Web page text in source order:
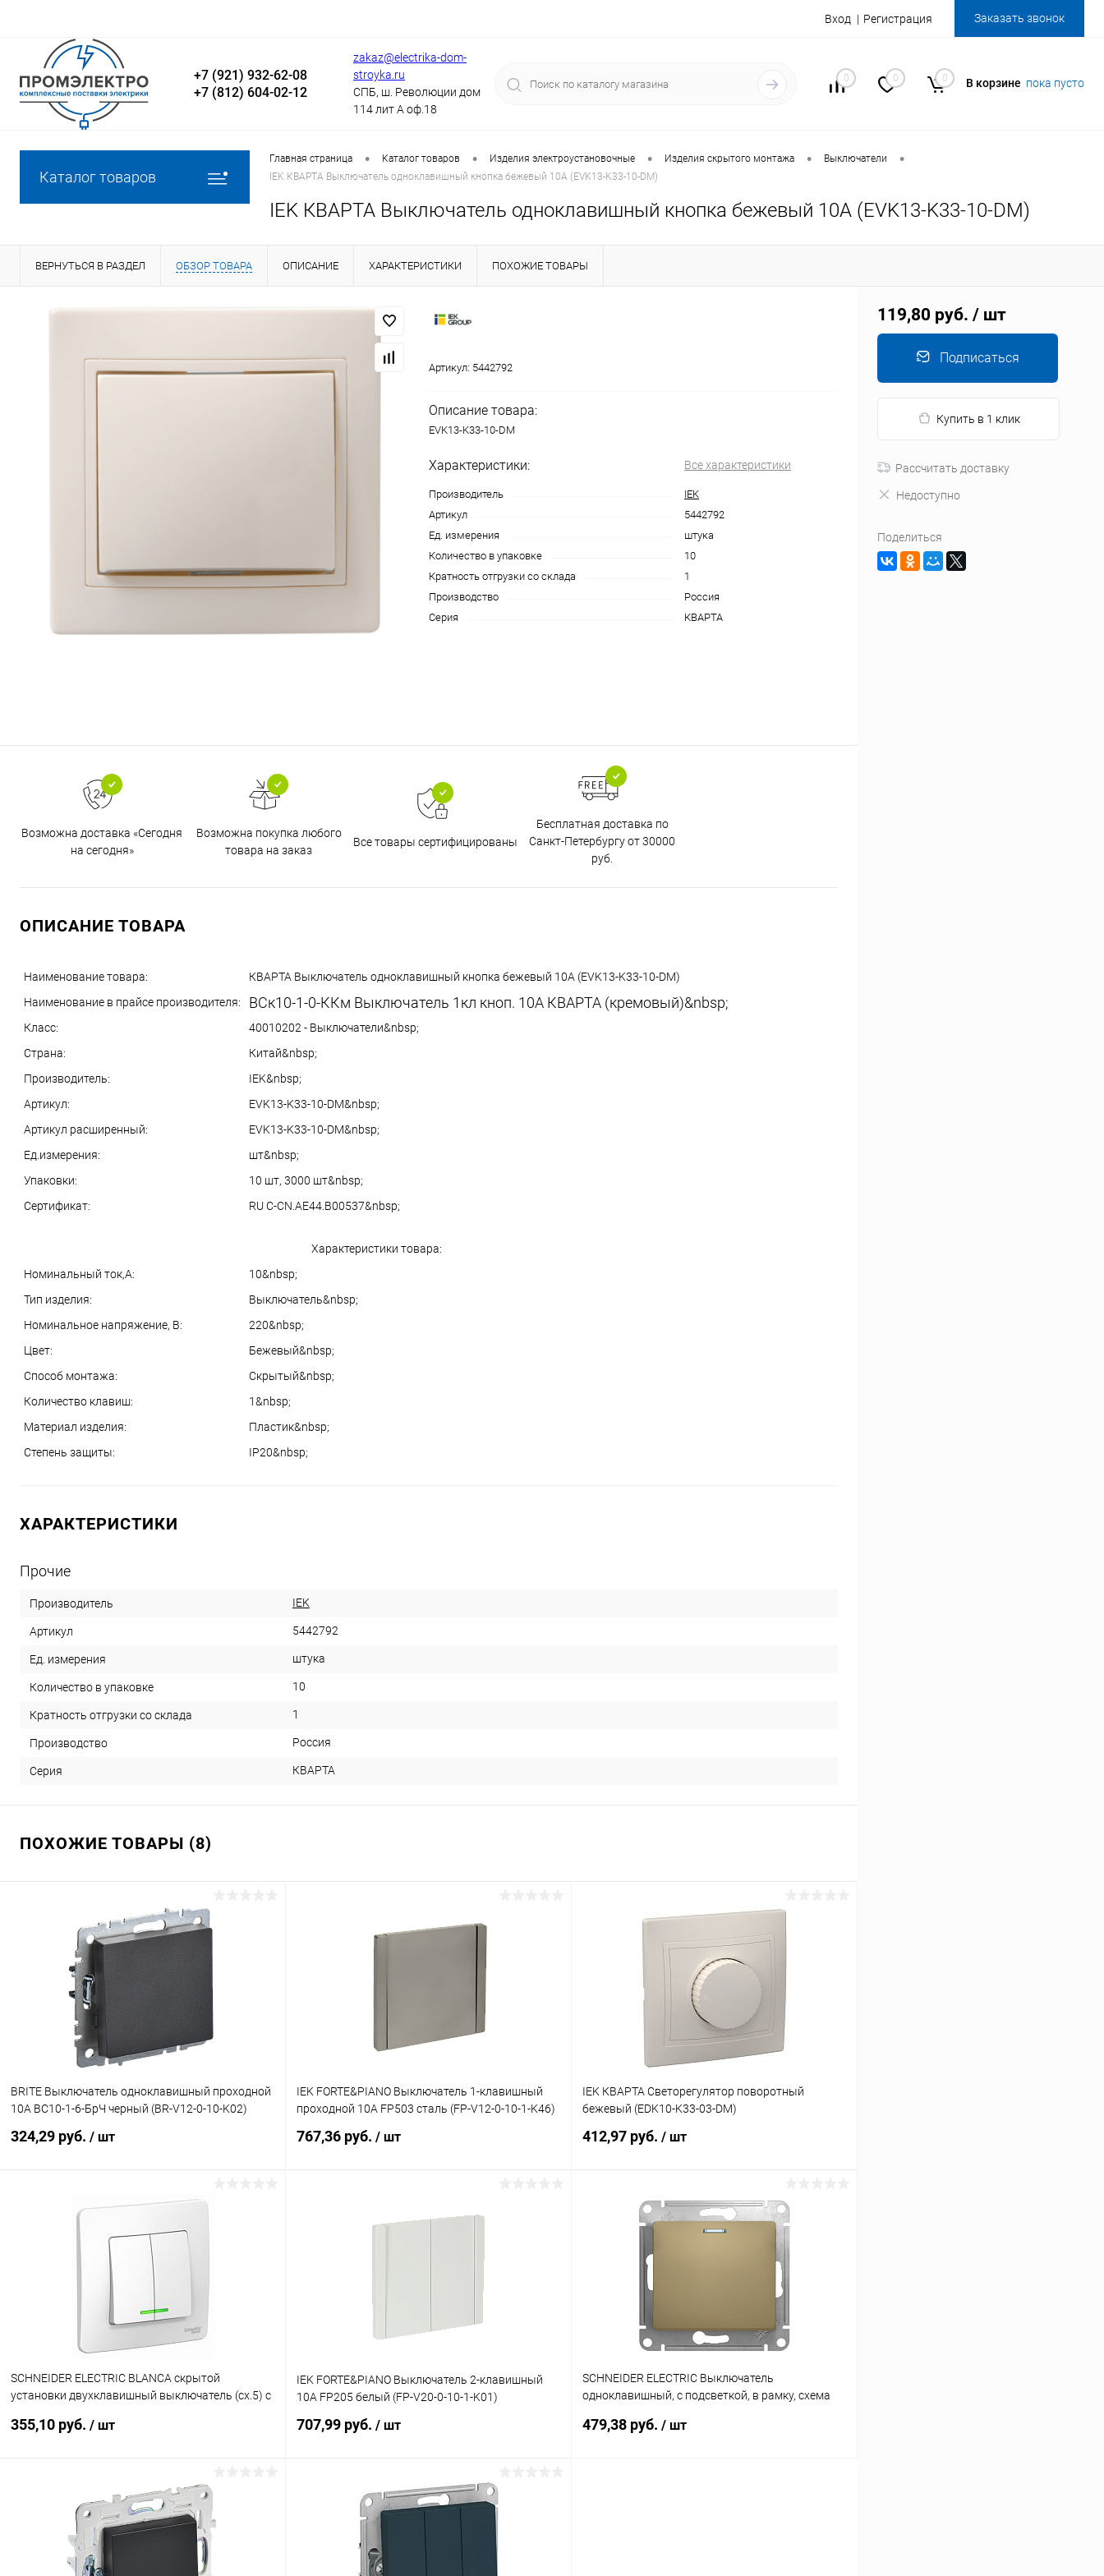
Вход Регистрация Заказать звонок
+7 (921) 932-62-08
+7 (812) 604-02-12
zakaz@electrika-dom-
stroyka.ru
СПБ, ш. Революции дом
114 лит А оф.18
0 0 0 В корзине пока пусто
Каталог товаров
Главная страница • Каталог товаров • Изделия электроустановочные • Изделия скрытого монтажа • Выключатели •
IEK КВАРТА Выключатель одноклавишный кнопка бежевый 10А (EVK13-K33-10-DM)
IEK КВАРТА Выключатель одноклавишный кнопка бежевый 10А (EVK13-K33-10-DM)
ВЕРНУТЬСЯ В РАЗДЕЛ ОБЗОР ТОВАРА ОПИСАНИЕ ХАРАКТЕРИСТИКИ ПОХОЖИЕ ТОВАРЫ
Артикул: 5442792
Описание товара:
EVK13-K33-10-DM
Характеристики: Все характеристики
Производитель
IEK
Артикул
5442792
Ед. измерения
штука
Количество в упаковке
10
Кратность отгрузки со склада
1
Производство
Россия
Серия
КВАРТА
Возможна доставка «Сегодня
на сегодня»
Возможна покупка любого
товара на заказ
Все товары сертифицированы
Бесплатная доставка по
Санкт-Петербургу от 30000
руб.
ОПИСАНИЕ ТОВАРА
Наименование товара:
КВАРТА Выключатель одноклавишный кнопка бежевый 10А (EVK13-K33-10-DM)
Наименование в прайсе производителя:
ВСк10-1-0-ККм Выключатель 1кл кноп. 10А КВАРТА (кремовый)&nbsp;
Класс:
40010202 - Выключатели&nbsp;
Страна:
Китай&nbsp;
Производитель:
IEK&nbsp;
Артикул:
EVK13-K33-10-DM&nbsp;
Артикул расширенный:
EVK13-K33-10-DM&nbsp;
Ед.измерения:
шт&nbsp;
Упаковки:
10 шт, 3000 шт&nbsp;
Сертификат:
RU C-CN.AE44.B00537&nbsp;
Характеристики товара:
Номинальный ток,А:
10&nbsp;
Тип изделия:
Выключатель&nbsp;
Номинальное напряжение, В:
220&nbsp;
Цвет:
Бежевый&nbsp;
Способ монтажа:
Скрытый&nbsp;
Количество клавиш:
1&nbsp;
Материал изделия:
Пластик&nbsp;
Степень защиты:
IP20&nbsp;
ХАРАКТЕРИСТИКИ
Прочие
Производитель IEK
Артикул 5442792
Ед. измерения штука
Количество в упаковке 10
Кратность отгрузки со склада 1
Производство Россия
Серия КВАРТА
ПОХОЖИЕ ТОВАРЫ (8)
BRITE Выключатель одноклавишный проходной
10А ВС10-1-6-БрЧ черный (BR-V12-0-10-K02)
324,29 руб. / шт
В корзину
IEK FORTE&PIANO Выключатель 1-клавишный
проходной 10А FP503 сталь (FP-V12-0-10-1-K46)
767,36 руб. / шт
IEK КВАРТА Светорегулятор поворотный
бежевый (EDK10-K33-03-DM)
412,97 руб. / шт
В корзину
К сравнению
В наличии
SCHNEIDER ELECTRIC BLANCA скрытой
установки двухклавишный выключатель (cх.5) с
355,10 руб. / шт
В корзину
Купить в 1 клик К сравнению
В избранное В наличии
IEK FORTE&PIANO Выключатель 2-клавишный
10А FP205 белый (FP-V20-0-10-1-K01)
707,99 руб. / шт
В корзину
Купить в 1 клик
В избранное В наличии
SCHNEIDER ELECTRIC Выключатель
одноклавишный, с подсветкой, в рамку, схема
479,38 руб. / шт
119,80 руб. / шт
Подписаться
Купить в 1 клик
Рассчитать доставку
Недоступно
Поделиться